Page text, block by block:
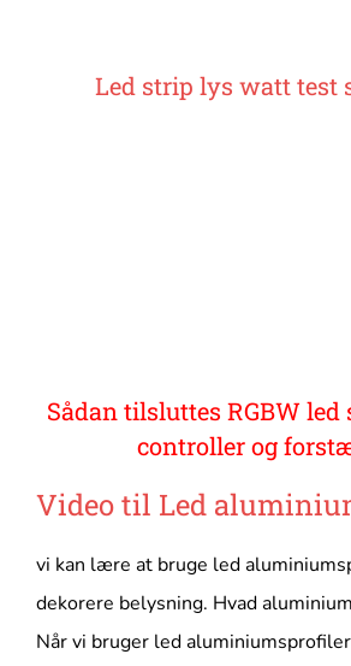
Led strip lys watt test
Sådan tilsluttes RGBW
controller og
Video til Led
vi kan lære at bruge led
dekorere belysning. Hvad
Når vi bruger led